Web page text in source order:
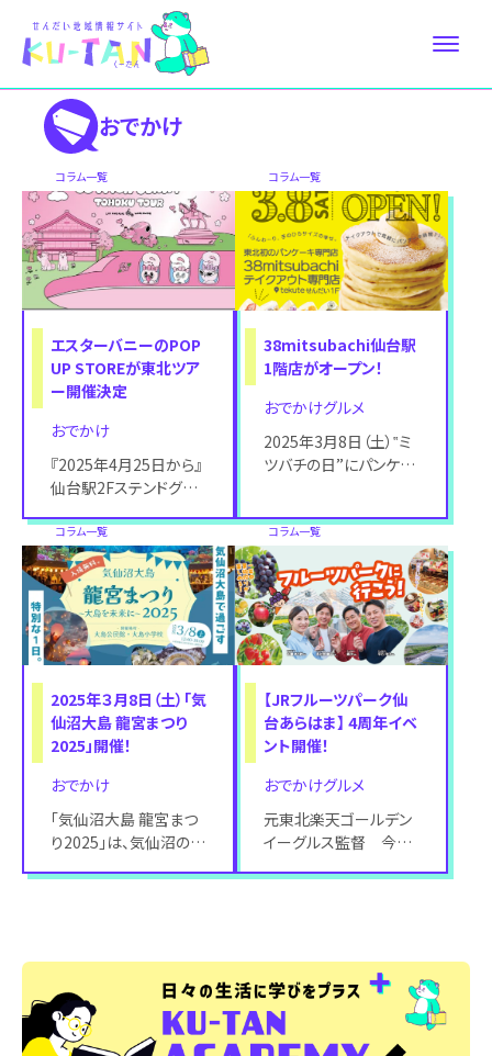
おでかけ
コラム⼀覧
エスターバニーのPOP
UP STOREが東北ツア
ー開催決定
おでかけ
『2025年4月25日から』
仙台駅2Fステンドグラ
ーPOP UP STORE』
コラム⼀覧
38mitsubachi仙台駅
1階店がオープン！
おでかけグルメ
2025年3月8日（土）‟ミ
ツバチの日”にパンケー
コラム⼀覧
2025年３月8日（土）「気
仙沼大島 龍宮まつり
2025」開催！
おでかけ
「気仙沼大島 龍宮まつ
り2025」は、気仙沼の豊
コラム⼀覧
【JRフルーツパーク仙
台あらはま】 4周年イベ
ント開催！
おでかけグルメ
元東北楽天ゴールデン
イーグルス監督 今江